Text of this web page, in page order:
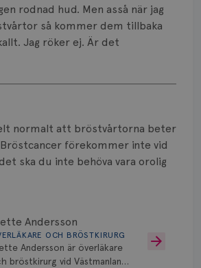
rodnad hud. Men asså när jag
så kommer dem tillbaka
Jag röker ej. Är det
normalt att bröstvårtorna beter
förekommer inte vid
ska du inte behöva vara orolig
Andersson
OCH BRÖSTKIRURG
Andersson är överläkare
bröstkirurg vid Västmanlands